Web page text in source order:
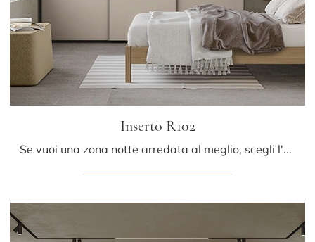
Inserto R102
Se vuoi una zona notte arredata al meglio, scegli l'armadio Inserto R102 con ante scorrevoli di Colombini Casa!